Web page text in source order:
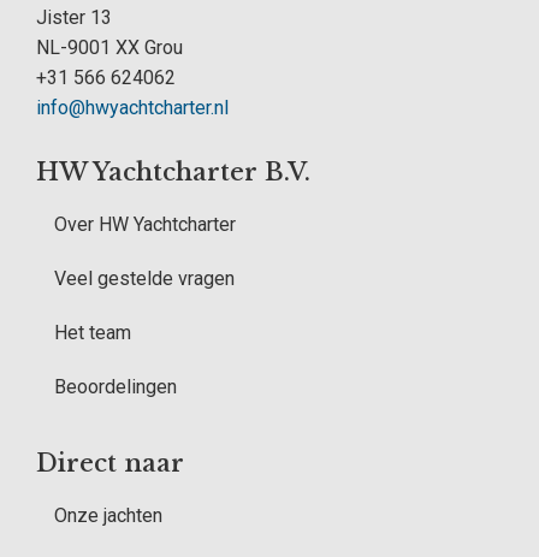
Jister 13
NL-9001 XX Grou
+31 566 624062
info@hwyachtcharter.nl
HW Yachtcharter B.V.
Over HW Yachtcharter
Veel gestelde vragen
Het team
Beoordelingen
Direct naar
Onze jachten